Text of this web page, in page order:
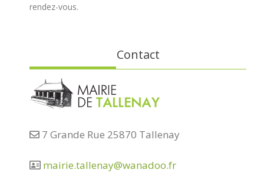
rendez-vous.
Contact
7 Grande Rue 25870 Tallenay
mairie.tallenay@wanadoo.fr